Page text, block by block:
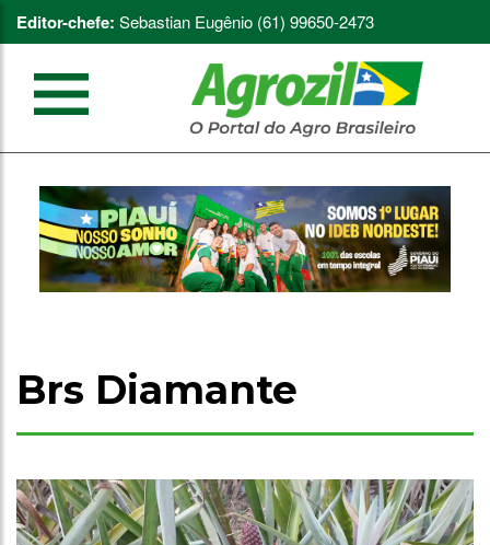
Editor-chefe: Sebastian Eugênio (61) 99650-2473
Brs Diamante